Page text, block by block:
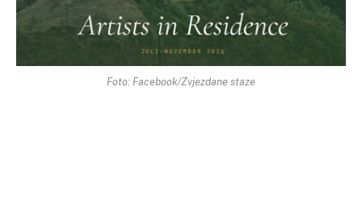
Foto: Facebook/Zvjezdane staze